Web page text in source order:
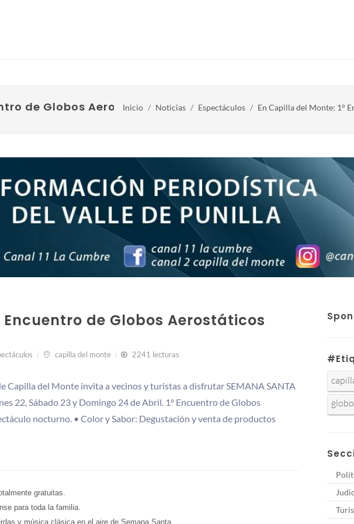
de Globos Aerostáticos
Inicio Noticias Espectáculos En Capilla del Monte: 1°
Encuentro de Globos Aerostáticos
capilla del monte 2241 lecturas
Capilla del Monte invita a vecinos y turistas a disfrutar SEMANA SANTA
22, Sábado 23 y Domingo 24 de Abril. 1° Encuentro de Globos
nocturno. • Color y Sabor: Degustación y venta de productos
gratuitas.
para toda la familia.
y música clásica en el aire de Semana Santa.